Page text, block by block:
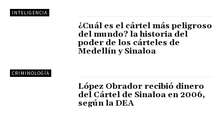
INTELIGENCIA
CRIMINOLOGÍA
¿Cuál es el cártel más peligroso
del mundo? la historia del
poder de los cárteles de
Medellín y Sinaloa
López Obrador recibió dinero
del Cártel de Sinaloa en 2006,
según la DEA